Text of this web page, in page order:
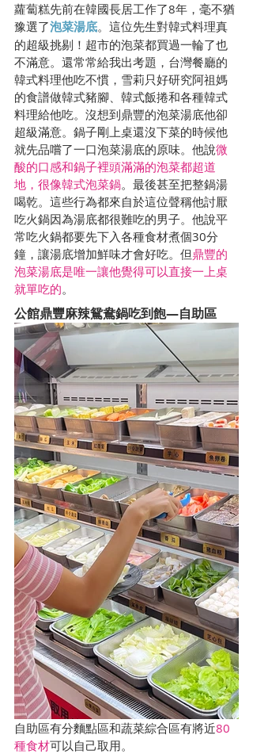
蘿蔔糕先前在韓國長居工作了8年，毫不猶
豫選了泡菜湯底。這位先生對韓式料理真
的超級挑剔！超市的泡菜都買過一輪了也
不滿意。還常常給我出考題，台灣餐廳的
韓式料理他吃不慣，雪莉只好研究阿祖媽
的食譜做韓式豬腳、韓式飯捲和各種韓式
料理給他吃。沒想到鼎豐的泡菜湯底他卻
超級滿意。鍋子剛上桌還沒下菜的時候他
就先品嚐了一口泡菜湯底的原味。他說微
酸的口感和鍋子裡頭滿滿的泡菜都超道
地，很像韓式泡菜鍋。最後甚至把整鍋湯
喝乾。這些行為都來自於這位聲稱他討厭
吃火鍋因為湯底都很難吃的男子。他說平
常吃火鍋都要先下入各種食材煮個30分
鐘，讓湯底增加鮮味才會好吃。但鼎豐的
泡菜湯底是唯一讓他覺得可以直接一上桌
就單吃的。
公館鼎豐麻辣鴛鴦鍋吃到飽—自助區
自助區有分麵點區和蔬菜綜合區有將近80
種食材可以自己取用。